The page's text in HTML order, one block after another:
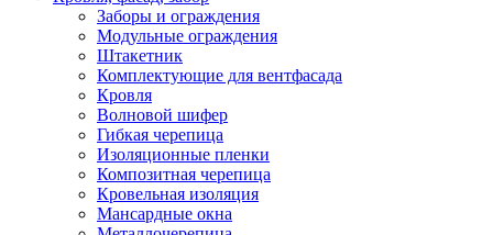
Заборы и ограждения
Модульные ограждения
Штакетник
Комплектующие для вентфасада
Кровля
Волновой шифер
Гибкая черепица
Изоляционные пленки
Композитная черепица
Кровельная изоляция
Мансардные окна